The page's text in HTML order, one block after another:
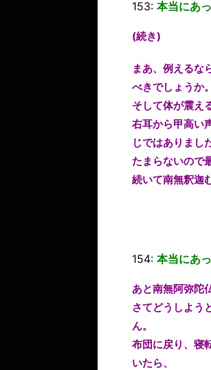
153: 本当にあ
(続き)
まあ、例えるな
べきでしょうか。
そして体が震え
右耳から甲高い
じではありまし
たまらないので
続いて南無釈迦
154: 本当にあ
あと南無阿弥陀
さてどうしよう
ん。
布団に戻り、寝
いたら、